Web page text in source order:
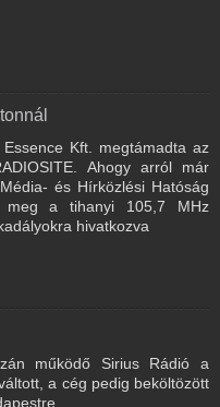
Kft. megtámadta az
Ahogy arról már
és Hírközlési Hatóság
meg a tihanyi 105,7 MHz
hivatkozva
működő Sirius Rádió a
a cég pedig beköltözött